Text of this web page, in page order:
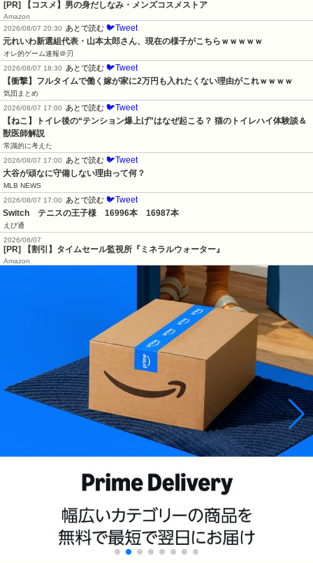
[PR] 【コスメ】男の身だしなみ・メンズコスメストア
Amazon
2026/08/07 20:30
あとで読む 🐦Tweet
元れいわ新選組代表・山本太郎さん、現在の様子がこちらｗｗｗｗｗ
オレ的ゲーム速報＠刃
2026/08/07 18:30
あとで読む 🐦Tweet
【衝撃】フルタイムで働く嫁が家に2万円も入れたくない理由がこれｗｗｗｗ
気団まとめ
2026/08/07 17:00
あとで読む 🐦Tweet
【ねこ】トイレ後の“テンション爆上げ”はなぜ起こる？ 猫のトイレハイ体験談＆
獣医師解説
常識的に考えた
2026/08/07 17:00
あとで読む 🐦Tweet
大谷が頑なに守備しない理由って何？
MLB NEWS
2026/08/07 17:00
あとで読む 🐦Tweet
Switch　テニスの王子様　16996本　16987本
えび通
2026/08/07
[PR] 【割引】タイムセール監視所『ミネラルウォーター』
Amazon